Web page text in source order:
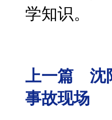
学知识。
上一篇 沈
事故现场